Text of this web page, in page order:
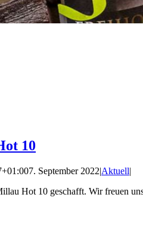
10
7. September 2022|Aktuell|
Hot 10 geschafft. Wir freuen